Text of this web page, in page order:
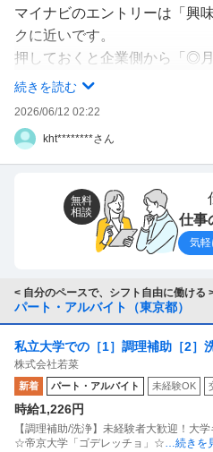
マイナビのエントリーは「興
クに近いです。
押しておくと企業側から「◎
とかそういう
プロフィールもESのようなし
す。
（エントリーシートは改めて
続きを読む
2026/06/12 02:22
kht********さん
無料
相談
仕事
気
< 自分のペースで、シフト自由に働ける
パート・アルバイト（東京都）
私立大学での［1］調理補助［2］
株式会社若菜
新着 パート・アルバイト 未経験OK
時給1,226円
【調理補助/洗浄】未経験者大歓迎！大
☆帝京大学「ゴデレッチョ」☆…続きを